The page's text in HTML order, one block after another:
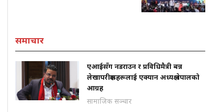
समाचार
एआईसँग नडराउन र प्रविधिमैत्री बन्न
लेखापरीक्षकहरूलाई एक्यान अध्यक्ष नेपालको
आग्रह
सामाजिक सञ्चार